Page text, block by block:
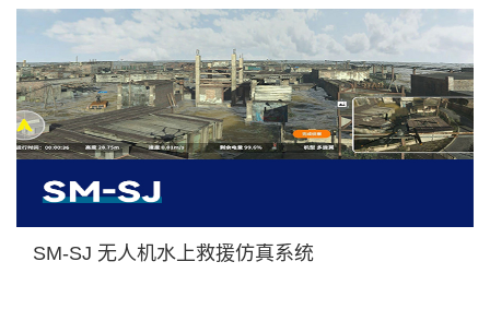
SM-SJ 无人机水上救援仿真系统